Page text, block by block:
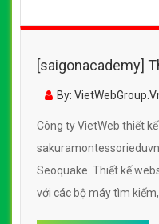
[saigonacademy]
trường mầm non -
By:
Công ty VietWeb thiết
Seoquake. Thiết kế
với các bộ máy tìm